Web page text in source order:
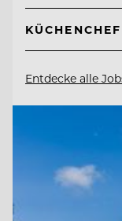
Entdecke alle